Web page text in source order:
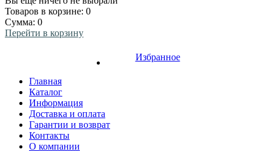
Товаров в корзине: 0
Сумма: 0
Перейти в корзину
Избранное
Главная
Каталог
Информация
Доставка и оплата
Гарантии и возврат
Контакты
О компании